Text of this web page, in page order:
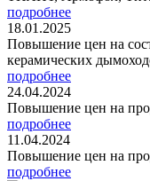
подробнее
18.01.2025
Повышение цен на
керамических
подробнее
24.04.2024
Повышение цен на
подробнее
11.04.2024
Повышение цен на
подробнее